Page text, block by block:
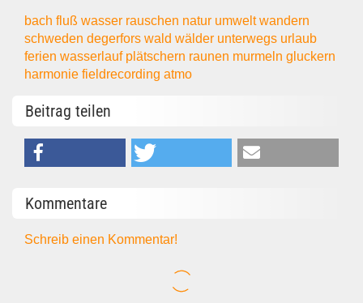
bachflußwasser rauschen natur umweltwandern
schwedendegerforswaldwälder unterwegs urlaub
ferienwasserlauf plätschern raunen murmelngluckern
harmoniefieldrecordingatmo
Beitrag teilen
Kommentare
Schreib einen Kommentar!